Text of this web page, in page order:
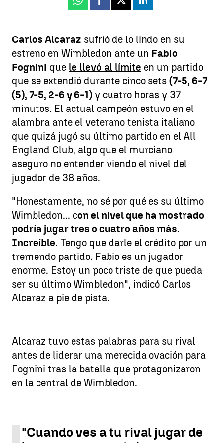
Whatsapp
Facebook
X Linkedin
Carlos Alcaraz sufrió de lo lindo en su
estreno en Wimbledon ante un Fabio
Fognini que le llevó al límite en un partido
que se extendió durante cinco sets (7-5, 6-7
(5), 7-5, 2-6 y 6-1) y cuatro horas y 37
minutos. El actual campeón estuvo en el
alambra ante el veterano tenista italiano
que quizá jugó su último partido en el All
England Club, algo que el murciano
aseguro no entender viendo el nivel del
jugador de 38 años.
"Honestamente, no sé por qué es su último
Wimbledon... con el nivel que ha mostrado
podría jugar tres o cuatro años más.
Increíble. Tengo que darle el crédito por un
tremendo partido. Fabio es un jugador
enorme. Estoy un poco triste de que pueda
ser su último Wimbledon", indicó Carlos
Alcaraz a pie de pista.
Alcaraz tuvo estas palabras para su rival
antes de liderar una merecida ovación para
Fognini tras la batalla que protagonizaron
en la central de Wimbledon.
"Cuando ves a tu rival jugar de